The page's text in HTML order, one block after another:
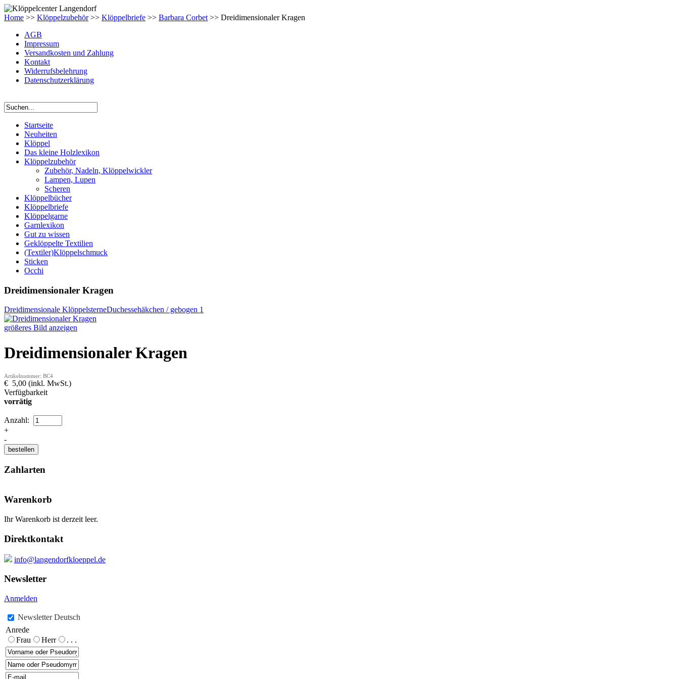
Home >> Klöppelzubehör>> Klöppelbriefe >> Barbara Corbet >> Dreidimensionaler Kragen
AGB
Impressum
Versandkosten und Zahlung
Kontakt
Widerrufsbelehrung
Datenschutzerklärung
Startseite
Neuheiten
Klöppel
Das kleine Holzlexikon
Klöppelzubehör
Zubehör, Nadeln, Klöppelwickler
Lampen, Lupen
Scheren
Klöppelbücher
Klöppelbriefe
Klöppelgarne
Garnlexikon
Gut zu wissen
Geklöppelte Textilien
(Textiler)Klöppelschmuck
Sticken
Occhi
Dreidimensionaler Kragen
Dreidimensionale KlöppelsterneDuchessehäkchen / gebogen 1
größeres Bild anzeigen
Dreidimensionaler Kragen
Artikelnummer: BC4
€ 5,00 (inkl. MwSt.)
Verfügbarkeit
vorrätig
Anzahl:
+
-
Zahlarten
Warenkorb
Ihr Warenkorb ist derzeit leer.
Direktkontakt
info@langendorfkloeppel.de
Newsletter
Anmelden
Newsletter Deutsch
Anrede
Frau
Herr . . .